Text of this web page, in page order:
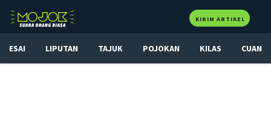
KIRIM ARTIKEL
ESAI LIPUTAN TAJUK POJOKAN KILAS CUAN